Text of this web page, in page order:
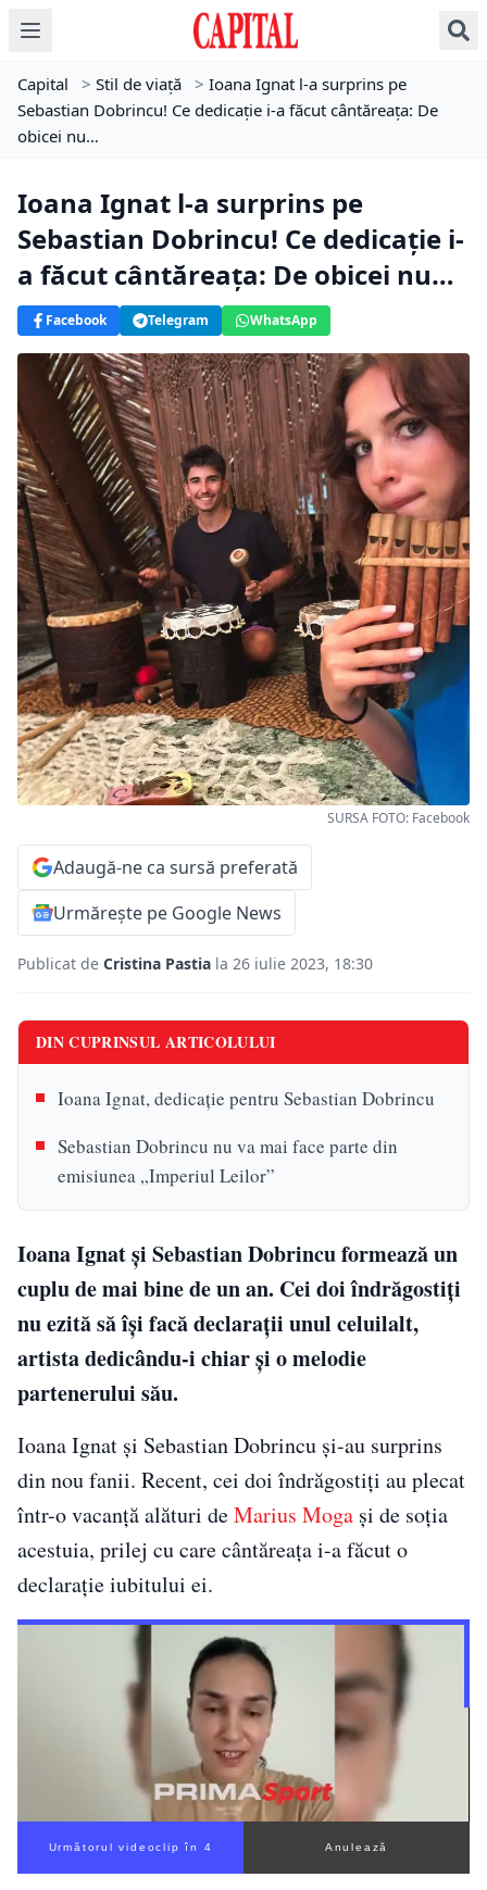
Capital > Stil de viață > Ioana Ignat l-a surprins pe
Sebastian Dobrincu! Ce dedicație i-a făcut cântăreața: De
obicei nu…
Ioana Ignat l-a surprins pe
Sebastian Dobrincu! Ce dedicație i-
a făcut cântăreața: De obicei nu…
Facebook Telegram WhatsApp
SURSA FOTO: Facebook
Adaugă-ne ca sursă preferată
Urmărește pe Google News
Publicat de Cristina Pastia la 26 iulie 2023, 18:30
DIN CUPRINSUL ARTICOLULUI
Ioana Ignat, dedicație pentru Sebastian Dobrincu
Sebastian Dobrincu nu va mai face parte din
emisiunea „Imperiul Leilor”
Ioana Ignat și Sebastian Dobrincu formează un
cuplu de mai bine de un an. Cei doi îndrăgostiți
nu ezită să își facă declarații unul celuilalt,
artista dedicându-i chiar și o melodie
partenerului său.
Ioana Ignat și Sebastian Dobrincu și-au surprins
din nou fanii. Recent, cei doi îndrăgostiți au plecat
într-o vacanță alături deMarius Moga și de soția
acestuia, prilej cu care cântăreața i-a făcut o
declarație iubitului ei.
Următorul videoclip în 3 Anulează